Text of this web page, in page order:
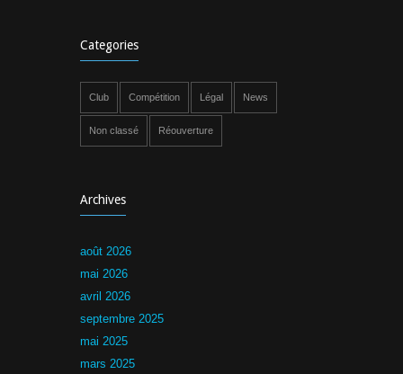
Categories
Club Compétition Légal News
Non classé Réouverture
Archives
août 2026
mai 2026
avril 2026
septembre 2025
mai 2025
mars 2025